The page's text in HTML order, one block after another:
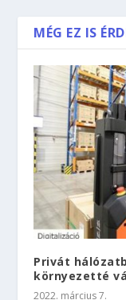
MÉG EZ IS
Privát
környezetté
2022. március 7.